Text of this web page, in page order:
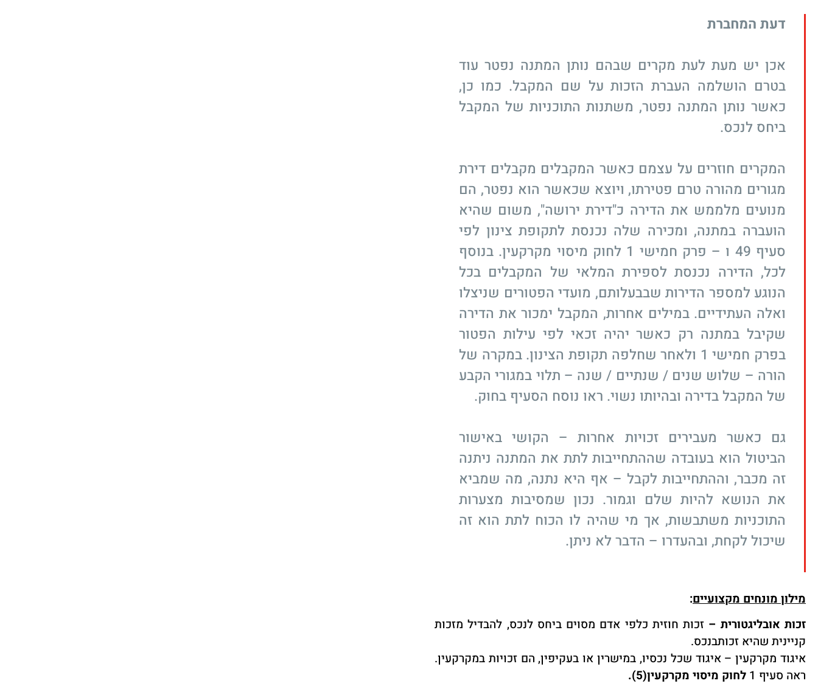
דעת המחברת
אכן יש מעת לעת מקרים שבהם נותן המתנה נפטר עוד
בטרם הושלמה העברת הזכות על שם המקבל. כמו כן,
כאשר נותן המתנה נפטר, משתנות התוכניות של המקבל
ביחס לנכס.
המקרים חוזרים על עצמם כאשר המקבלים מקבלים דירת
מגורים מהורה טרם פטירתו, ויוצא שכאשר הוא נפטר, הם
מנועים מלממש את הדירה כ"דירת ירושה", משום שהיא
הועברה במתנה, ומכירה שלה נכנסת לתקופת צינון לפי
סעיף 49 ו – פרק חמישי 1 לחוק מיסוי מקרקעין. בנוסף
לכל, הדירה נכנסת לספירת המלאי של המקבלים בכל
הנוגע למספר הדירות שבבעלותם, מועדי הפטורים שניצלו
ואלה העתידיים. במילים אחרות, המקבל ימכור את הדירה
שקיבל במתנה רק כאשר יהיה זכאי לפי עילות הפטור
בפרק חמישי 1 ולאחר שחלפה תקופת הצינון. במקרה של
הורה – שלוש שנים / שנתיים / שנה – תלוי במגורי הקבע
של המקבל בדירה ובהיותו נשוי. ראו נוסח הסעיף בחוק.
גם כאשר מעבירים זכויות אחרות – הקושי באישור
הביטול הוא בעובדה שההתחייבות לתת את המתנה ניתנה
זה מכבר, וההתחייבות לקבל – אף היא נתנה, מה שמביא
את הנושא להיות שלם וגמור. נכון שמסיבות מצערות
התוכניות משתבשות, אך מי שהיה לו הכוח לתת הוא זה
שיכול לקחת, ובהעדרו – הדבר לא ניתן.
מילון מונחים מקצועיים:
זכות אובליגטורית – זכות חוזית כלפי אדם מסוים ביחס לנכס, להבדיל מזכות
קניינית שהיא זכותבנכס.
איגוד מקרקעין – איגוד שכל נכסיו, במישרין או בעקיפין, הם זכויות במקרקעין.
ראה סעיף 1
לחוק מיסוי מקרקעין(5 ).